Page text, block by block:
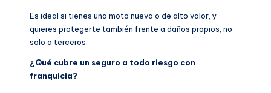
Es ideal si tienes una moto nueva o de alto valor, y
quieres protegerte también frente a daños propios, no
solo a terceros.
¿Qué cubre un seguro a todo riesgo con
franquicia?